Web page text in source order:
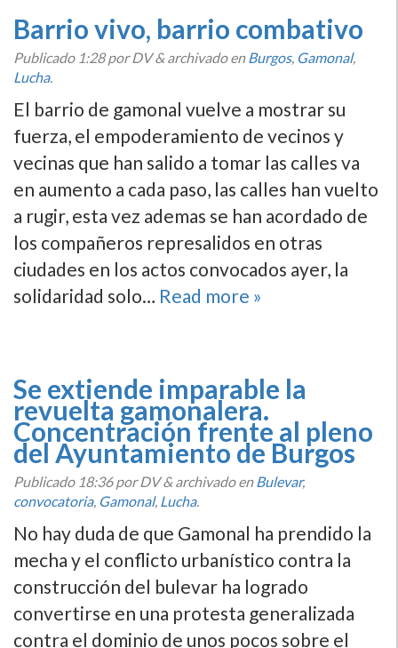
Barrio vivo, barrio combativo
Publicado 1:28por DV&archivado enBurgos, Gamonal,
Lucha.
El barrio de gamonal vuelve a mostrar su
fuerza, el empoderamiento de vecinos y
vecinas que han salido a tomar las calles va
en aumento a cada paso, las calles han vuelto
a rugir, esta vez ademas se han acordado de
los compañeros represalidos en otras
ciudades en los actos convocados ayer, la
solidaridad solo… Read more »
Se extiende imparable la
revuelta gamonalera.
Concentración frente al pleno
del Ayuntamiento de Burgos
Publicado 18:36por DV&archivado enBulevar,
convocatoria, Gamonal, Lucha.
No hay duda de que Gamonal ha prendido la
mecha y el conflicto urbaní­stico contra la
construcción del bulevar ha logrado
convertirse en una protesta generalizada
contra el dominio de unos pocos sobre el